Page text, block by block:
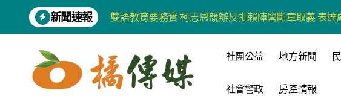
content
新聞速報
雙語教育要務實 柯志恩競辦反批賴陣營斷章取義 表達
【第十四屆海峽青年薈】兩岸青年福州體驗水上運動
柯志恩競選網站正式上線 打造數位選戰新平台 公開五
社團公益 地方新聞
社會警政 房產情報